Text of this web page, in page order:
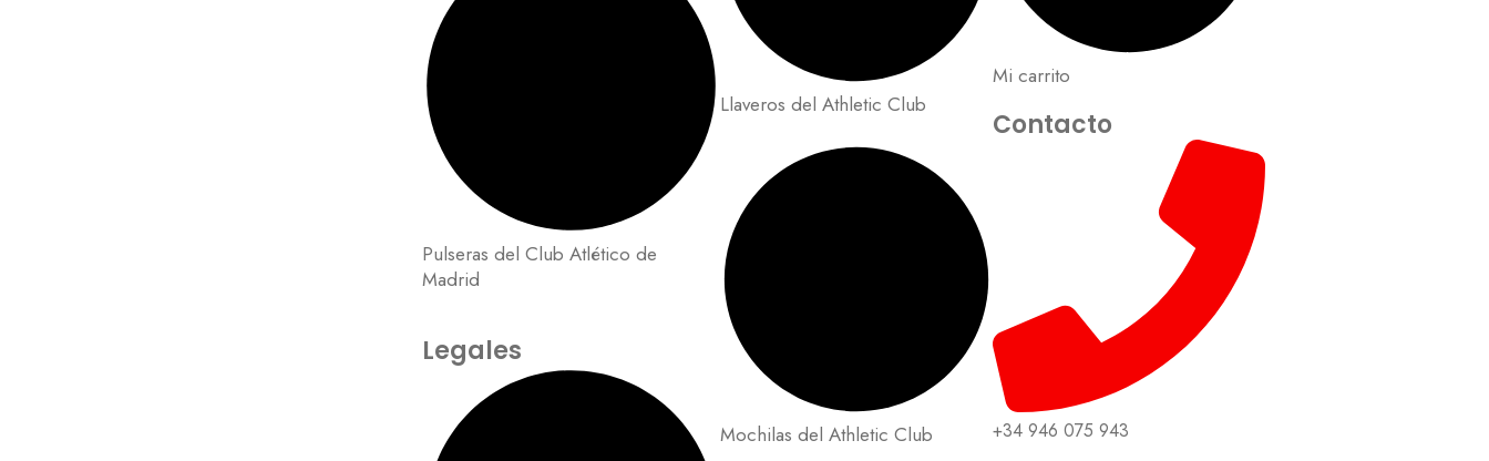
Pulseras del Club Atlético de
Madrid
Legales
Llaveros del Athletic Club
Mochilas del Athletic Club
Mi carrito
Contacto
+34 946 075 943